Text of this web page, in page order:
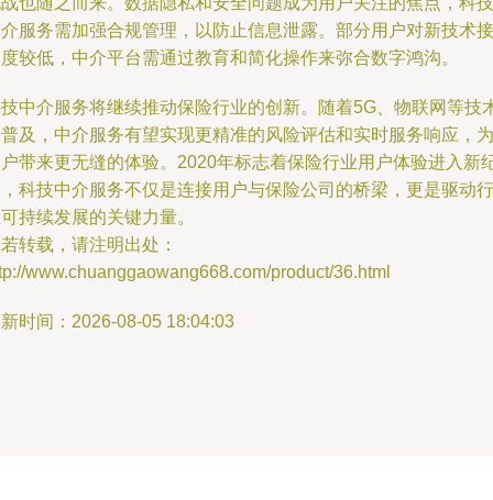
服务需加强合规管理，以防止信息泄露。部分用户对新技术接
较低，中介平台需通过教育和简化操作来弥合数字鸿沟。
中介服务将继续推动保险行业的创新。随着5G、物联网等技
及，中介服务有望实现更精准的风险评估和实时服务响应，为
带来更无缝的体验。2020年标志着保险行业用户体验进入新
科技中介服务不仅是连接用户与保险公司的桥梁，更是驱动行
持续发展的关键力量。
转载，请注明出处：
www.chuanggaowang668.com/product/36.html
时间：2026-08-05 18:04:03